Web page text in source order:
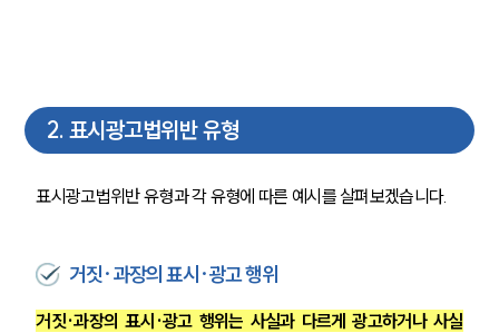
2. 표시광고법위반 유형
표시광고법위반 유형과 각 유형에 따른 예시를 살펴보겠습니다.
거짓·과장의 표시·광고 행위
거짓·과장의 표시·광고 행위는 사실과 다르게 광고하거나 사실